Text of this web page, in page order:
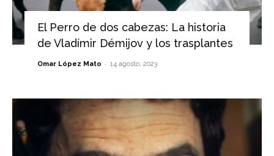
El Perro de dos cabezas: La historia
de Vladímir Démijov y los trasplantes
Omar López Mato - 14 agosto, 2023